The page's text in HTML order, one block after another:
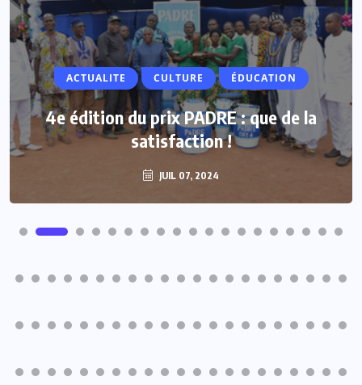
ACTUALITE CULTURE ÉDUCATION
4e édition du prix PADRE : que de la
satisfaction !
JUIL 07, 2024
ACTUALITE
Vacances parlementaires : les députés
renforcent leur proximité avec les
populations
JUIL 07, 2024